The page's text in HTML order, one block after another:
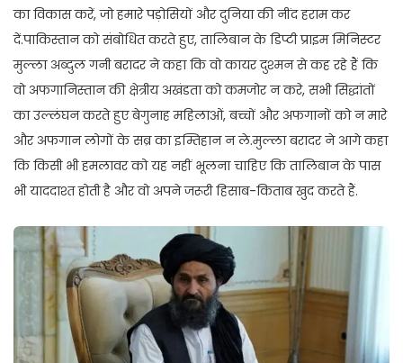
का विकास करें, जो हमारे पड़ोसियों और दुनिया की नींद हराम कर
दें.पाकिस्तान को संबोधित करते हुए, तालिबान के डिप्टी प्राइम मिनिस्टर
मुल्ला अब्दुल गनी बरादर ने कहा कि वो कायर दुश्मन से कह रहे हैं कि
वो अफगानिस्तान की क्षेत्रीय अखंडता को कमजोर न करे, सभी सिद्धांतों
का उल्लंघन करते हुए बेगुनाह महिलाओं, बच्चों और अफगानों को न मारे
और अफगान लोगों के सब्र का इम्तिहान न ले.मुल्ला बरादर ने आगे कहा
कि किसी भी हमलावर को यह नहीं भूलना चाहिए कि तालिबान के पास
भी याददाश्त होती है और वो अपने जरूरी हिसाब-किताब खुद करते हैं.